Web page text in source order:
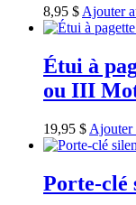
8,95 $ Ajouter
Étui à
ou III
19,95 $ Ajouter
Porte-clé